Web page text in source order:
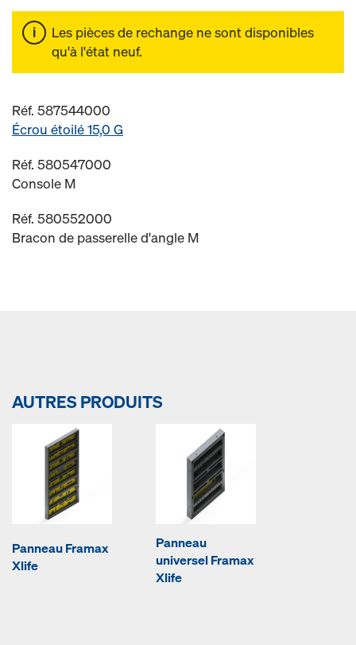
Les pièces de rechange ne sont disponibles
qu'à l'état neuf.
Réf. 587544000
Écrou étoilé 15,0 G
Réf. 580547000
Console M
Réf. 580552000
Bracon de passerelle d'angle M
AUTRES PRODUITS
Panneau Framax
Xlife
Panneau
universel Framax
Xlife